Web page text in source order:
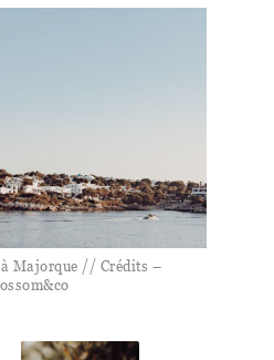
Majorque // Crédits –